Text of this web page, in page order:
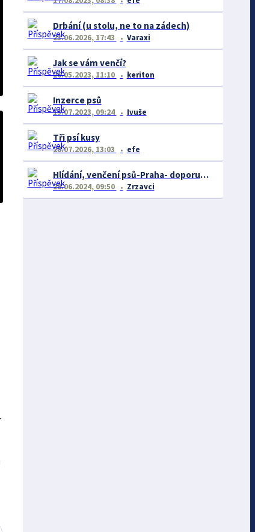
Drbání (u stolu, ne to na zádech)
23.06.2026, 17:43 Varaxi
Jak se vám venčí?
26.05.2023, 11:10 keriton
Inzerce psů
13.07.2023, 09:24 Ivuše
Tři psí kusy
28.07.2026, 13:03 efe
Hlídání, venčení psů-Praha- doporučení či naopak
28.06.2024, 09:50 Zrzavci